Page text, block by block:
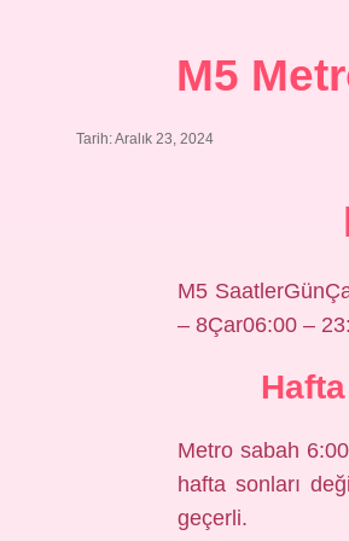
M5
Tarih: Aralık 23, 2024
M5
– 8Çar06:00 –
Metro sabah
hafta sonları
geçerli.